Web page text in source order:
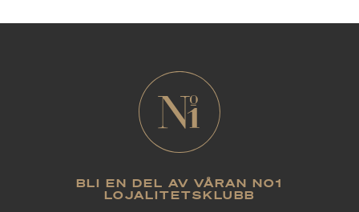
BLI EN DEL AV VÅRAN NO1
LOJALITETSKLUBB